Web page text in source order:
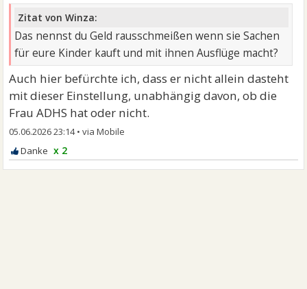
Zitat von Winza:
Das nennst du Geld rausschmeißen wenn sie Sachen
für eure Kinder kauft und mit ihnen Ausflüge macht?
Auch hier befürchte ich, dass er nicht allein dasteht
mit dieser Einstellung, unabhängig davon, ob die
Frau ADHS hat oder nicht.
05.06.2026 23:14•
x 2